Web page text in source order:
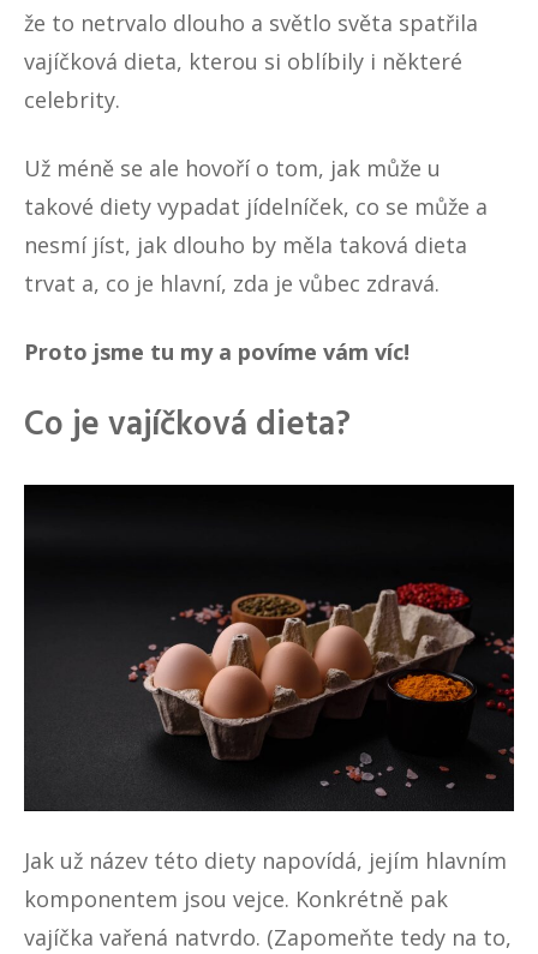
že to netrvalo dlouho a světlo světa spatřila
vajíčková dieta, kterou si oblíbily i některé
celebrity.
Už méně se ale hovoří o tom, jak může u
takové diety vypadat jídelníček, co se může a
nesmí jíst, jak dlouho by měla taková dieta
trvat a, co je hlavní, zda je vůbec zdravá.
Proto jsme tu my a povíme vám víc!
Co je vajíčková dieta?
Jak už název této diety napovídá, jejím hlavním
komponentem jsou vejce. Konkrétně pak
vajíčka vařená natvrdo. (Zapomeňte tedy na to,